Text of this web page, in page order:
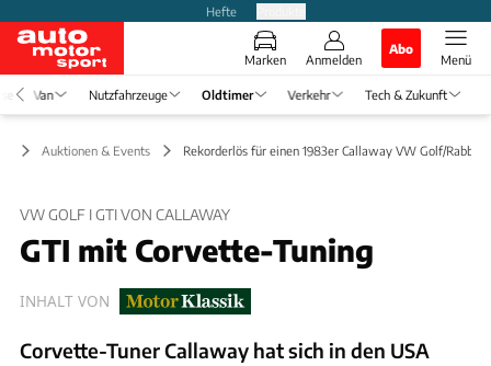
Hefte
Marken Anmelden
Abo
Menü
Van Nutzfahrzeuge Oldtimer Verkehr Tech & Zukunft
Auktionen & Events Rekorderlös für einen 1983er Callaway VW Golf/Rabbit
VW GOLF I GTI VON CALLAWAY
GTI mit Corvette-Tuning
INHALT VON
Corvette-Tuner Callaway hat sich in den USA